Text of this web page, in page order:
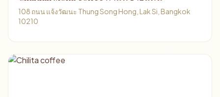
108 ถนน แจ้งวัฒนะ Thung Song Hong, Lak Si, Bangkok
10210